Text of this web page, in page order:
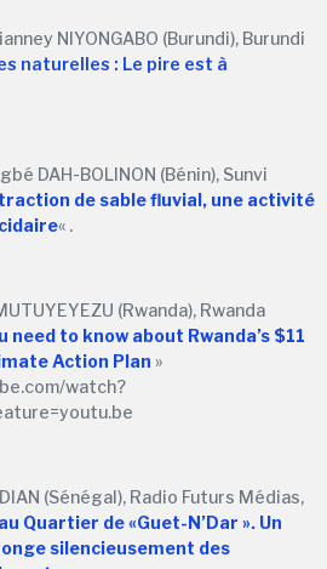
NIYONGABO (Burundi), Burundi
naturelles : Le pire est à
DAH-BOLINON (Bénin), Sunvi
de sable fluvial, une activité
« .
(Rwanda), Rwanda
need to know about Rwanda’s $11
Action Plan »
watch?
(Sénégal), Radio Futurs Médias,
Quartier de «Guet-N’Dar ». Un
silencieusement des